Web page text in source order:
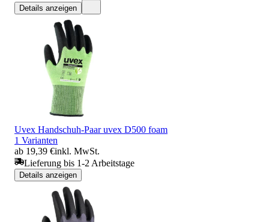
Details anzeigen
Uvex Handschuh-Paar uvex D500 foam
1 Varianten
ab 19,39 €inkl. MwSt.
Lieferung bis 1-2 Arbeitstage
Details anzeigen